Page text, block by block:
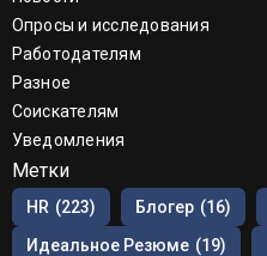
Опросы и исследования
Работодателям
Разное
Соискателям
Уведомления
Метки
HR (223) Блогер (16)
Идеальное Резюме (19)